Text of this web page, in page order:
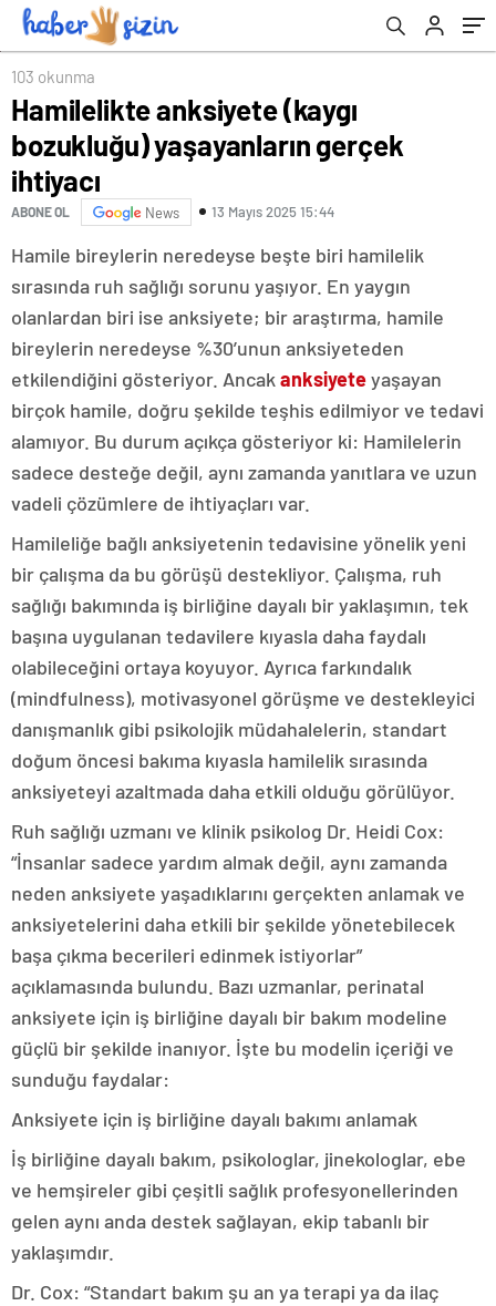
103 okunma
Hamilelikte anksiyete (kaygı
bozukluğu) yaşayanların gerçek
ihtiyacı
ABONE OL News 13 Mayıs 2025 15:44
Hamile bireylerin neredeyse beşte biri hamilelik
sırasında ruh sağlığı sorunu yaşıyor. En yaygın
olanlardan biri ise anksiyete; bir araştırma, hamile
bireylerin neredeyse %30’unun anksiyeteden
etkilendiğini gösteriyor. Ancak anksiyeteyaşayan
birçok hamile, doğru şekilde teşhis edilmiyor ve tedavi
alamıyor. Bu durum açıkça gösteriyor ki: Hamilelerin
sadece desteğe değil, aynı zamanda yanıtlara ve uzun
vadeli çözümlere de ihtiyaçları var.
Hamileliğe bağlı anksiyetenin tedavisine yönelik yeni
bir çalışma da bu görüşü destekliyor. Çalışma, ruh
sağlığı bakımında iş birliğine dayalı bir yaklaşımın, tek
başına uygulanan tedavilere kıyasla daha faydalı
olabileceğini ortaya koyuyor. Ayrıca farkındalık
(mindfulness), motivasyonel görüşme ve destekleyici
danışmanlık gibi psikolojik müdahalelerin, standart
doğum öncesi bakıma kıyasla hamilelik sırasında
anksiyeteyi azaltmada daha etkili olduğu görülüyor.
Ruh sağlığı uzmanı ve klinik psikolog Dr. Heidi Cox:
“İnsanlar sadece yardım almak değil, aynı zamanda
neden anksiyete yaşadıklarını gerçekten anlamak ve
anksiyetelerini daha etkili bir şekilde yönetebilecek
başa çıkma becerileri edinmek istiyorlar”
açıklamasında bulundu. Bazı uzmanlar, perinatal
anksiyete için iş birliğine dayalı bir bakım modeline
güçlü bir şekilde inanıyor. İşte bu modelin içeriği ve
sunduğu faydalar:
Anksiyete için iş birliğine dayalı bakımı anlamak
İş birliğine dayalı bakım, psikologlar, jinekologlar, ebe
ve hemşireler gibi çeşitli sağlık profesyonellerinden
gelen aynı anda destek sağlayan, ekip tabanlı bir
yaklaşımdır.
Dr. Cox: “Standart bakım şu an ya terapi ya da ilaç